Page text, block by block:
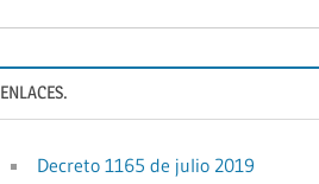
ENLACES.
Decreto 1165 de julio 2019